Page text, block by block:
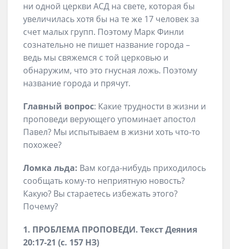
ни одной церкви АСД на свете, которая бы
увеличилась хотя бы на те же 17 человек за
счет малых групп. Поэтому Марк Финли
сознательно не пишет название города –
ведь мы свяжемся с той церковью и
обнаружим, что это гнусная ложь. Поэтому
название города и прячут.
Главный вопрос: Какие трудности в жизни и
проповеди верующего упоминает апостол
Павел? Мы испытываем в жизни хоть что-то
похожее?
Ломка льда: Вам когда-нибудь приходилось
сообщать кому-то неприятную новость?
Какую? Вы стараетесь избежать этого?
Почему?
1. ПРОБЛЕМА ПРОПОВЕДИ. Текст Деяния
20:17-21 (с. 157 НЗ)